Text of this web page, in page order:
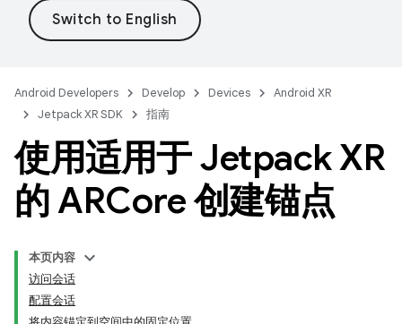
Android Developers Develop Devices
Android XR
Jetpack XR SDK
指南
使用适用于 Jetpack XR
的 ARCore 创建锚点
本页内容
访问会话
配置会话